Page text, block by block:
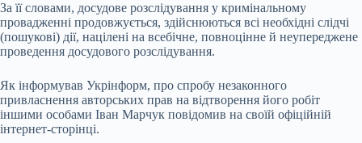
За її словами, досудове розслідування у кримінальному
провадженні продовжується, здійснюються всі необхідні слідчі
(пошукові) дії, націлені на всебічне, повноцінне й неупереджене
проведення досудового розслідування.
Як інформував Укрінформ, про спробу незаконного
привласнення авторських прав на відтворення його робіт
іншими особами Іван Марчук повідомив на своїй офіційній
інтернет-сторінці.